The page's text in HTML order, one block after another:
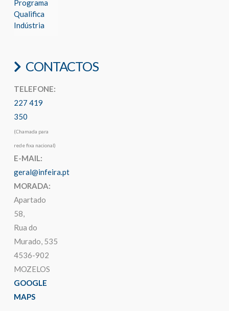
Programa
Qualifica
Indústria
CONTACTOS
TELEFONE:
227 419
350
(Chamada para
rede fixa nacional)
E-MAIL:
geral@infeira.pt
MORADA:
Apartado
58,
Rua do
Murado, 535
4536-902
MOZELOS
GOOGLE
MAPS